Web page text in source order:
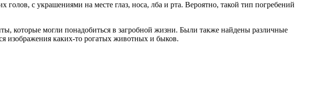
с украшениями на месте глаз, носа, лба и рта. Вероятно, такой тип погребений
которые могли понадобиться в загробной жизни. Были также найдены различные
изображения каких-то рогатых животных и быков.